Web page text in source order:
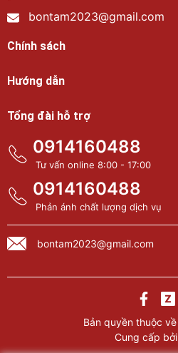
bontam2023@gmail.com
Chính sách
Hướng dẫn
Tổng đài hỗ trợ
0914160488
Tư vấn online 8:00 - 17:00
0914160488
Phản ánh chất lượng dịch vụ
bontam2023@gmail.com
Bản quyền thuộc về
Cung cấp bởi